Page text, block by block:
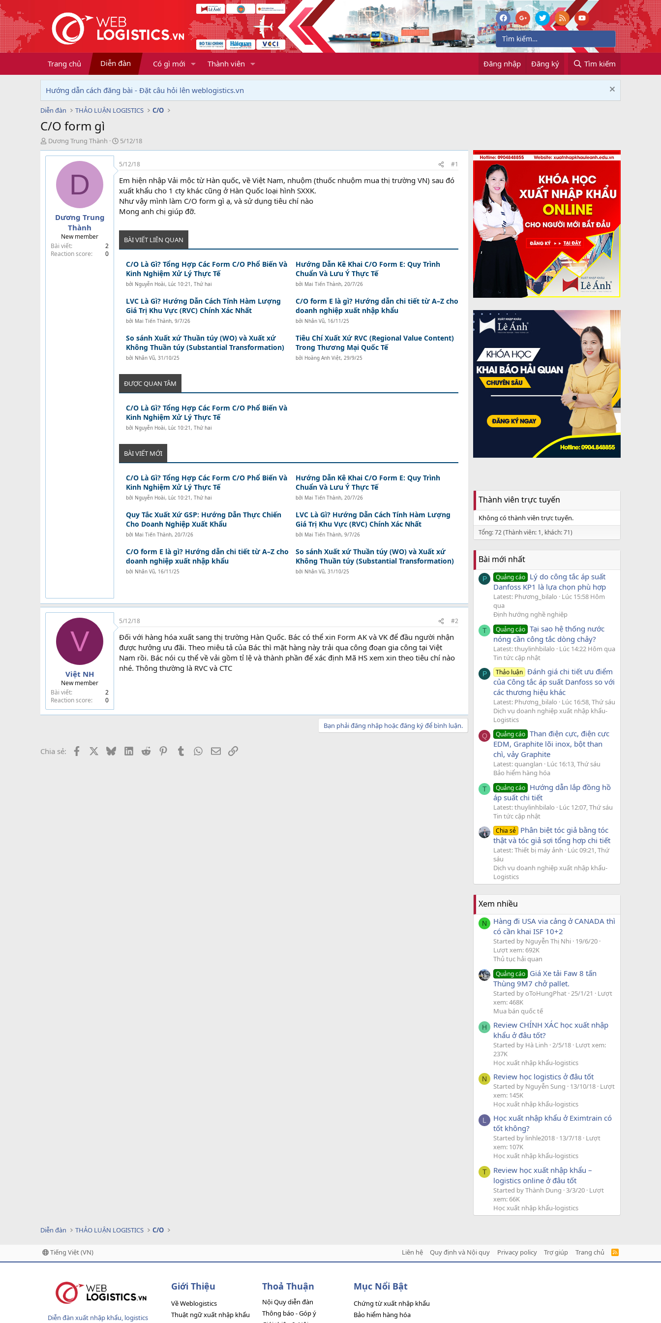
Trang chủ Diễn đàn Có gì mới Thành viên Đăng nhập Đăng ký Tìm kiếm
Hướng dẫn cách đăng bài - Đặt câu hỏi lên weblogistics.vn
Diễn đàn THẢO LUẬN LOGISTICS C/O
C/O form gì
T
h
r
Dương Trung Thành
N
g
y
ử
i
5/12/18
D
Dương Trung
Thành
New member
Bài viết
2
Reaction score
0
5/12/18 #1
Em hiện nhập Vải mộc từ Hàn quốc, về Việt Nam, nhuộm (thuốc nhuộm mua thị trường VN) sau đó
xuất khẩu cho 1 cty khác cũng ở Hàn Quốc loại hình SXXK.
Như vậy mình làm C/O form gì ạ, và sử dụng tiêu chí nào
Mong anh chị giúp đỡ.
BÀI VIẾT LIÊN QUAN
C/O Là Gì? Tổng Hợp Các Form C/O Phổ Biến Và
Kinh Nghiệm Xử Lý Thực Tế
bởi Nguyễn Hoài, Lúc 10:21, Thứ hai
Hướng Dẫn Kê Khai C/O Form E: Quy Trình
Chuẩn Và Lưu Ý Thực Tế
bởi Mai Tiến Thành, 20/7/26
LVC Là Gì? Hướng Dẫn Cách Tính Hàm Lượng
Giá Trị Khu Vực (RVC) Chính Xác Nhất
bởi Mai Tiến Thành, 9/7/26
C/O form E là gì? Hướng dẫn chi tiết từ A–Z cho
doanh nghiệp xuất nhập khẩu
bởi Nhân Vũ, 16/11/25
So sánh Xuất xứ Thuần túy (WO) và Xuất xứ
Không Thuần túy (Substantial Transformation)
bởi Nhân Vũ, 31/10/25
Tiêu Chí Xuất Xứ RVC (Regional Value Content)
Trong Thương Mại Quốc Tế
bởi Hoàng Anh Việt, 29/9/25
ĐƯỢC QUAN TÂM
C/O Là Gì? Tổng Hợp Các Form C/O Phổ Biến Và
Kinh Nghiệm Xử Lý Thực Tế
bởi Nguyễn Hoài, Lúc 10:21, Thứ hai
BÀI VIẾT MỚI
C/O Là Gì? Tổng Hợp Các Form C/O Phổ Biến Và
Kinh Nghiệm Xử Lý Thực Tế
bởi Nguyễn Hoài, Lúc 10:21, Thứ hai
Hướng Dẫn Kê Khai C/O Form E: Quy Trình
Chuẩn Và Lưu Ý Thực Tế
bởi Mai Tiến Thành, 20/7/26
Quy Tắc Xuất Xứ GSP: Hướng Dẫn Thực Chiến
Cho Doanh Nghiệp Xuất Khẩu
bởi Mai Tiến Thành, 20/7/26
LVC Là Gì? Hướng Dẫn Cách Tính Hàm Lượng
Giá Trị Khu Vực (RVC) Chính Xác Nhất
bởi Mai Tiến Thành, 9/7/26
C/O form E là gì? Hướng dẫn chi tiết từ A–Z cho
doanh nghiệp xuất nhập khẩu
bởi Nhân Vũ, 16/11/25
So sánh Xuất xứ Thuần túy (WO) và Xuất xứ
Không Thuần túy (Substantial Transformation)
bởi Nhân Vũ, 31/10/25
V
Việt NH
New member
Bài viết
2
Reaction score
0
5/12/18 #2
Đối với hàng hóa xuất sang thị trường Hàn Quốc. Bác có thể xin Form AK và VK để đầu người nhận
được hưởng ưu đãi. Theo miêu tả của Bác thì mặt hàng này trải qua công đoạn gia công tại Việt
Nam rồi. Bác nói cụ thể về vải gồm tỉ lệ và thành phần để xác định Mã HS xem xin theo tiêu chí nào
nhé. Thông thường là RVC và CTC
Bạn phải đăng nhập hoặc đăng ký để bình luận.
Chia sẻ: Facebook BlueskyLinkedIn
Reddit PinterestTumblr WhatsApp
EmailLink
Thành viên trực tuyến
Không có thành viên trực tuyến.
Tổng: 72 (Thành viên: 1, khách: 71)
Bài mới nhất
P Quảng cáo Lý do công tắc áp suất
Danfoss KP1 là lựa chọn phù hợp
Latest: Phương_bilalo
Lúc 15:58 Hôm
qua
Định hướng nghề nghiệp
T Quảng cáo Tại sao hệ thống nước
nóng cần công tắc dòng chảy?
Latest: thuylinhbilalo
Lúc 14:22 Hôm qua
Tin tức cập nhật
P Thảo luận Đánh giá chi tiết ưu điểm
của Công tắc áp suất Danfoss so với
các thương hiệu khác
Latest: Phương_bilalo
Lúc 16:58, Thứ sáu
Dịch vụ doanh nghiệp xuất nhập khẩu-
Logistics
Q Quảng cáo Than điện cực, điện cực
EDM, Graphite lõi inox, bột than
chì, vảy Graphite
Latest: quanglan
Lúc 16:13, Thứ sáu
Bảo hiểm hàng hóa
T Quảng cáo Hướng dẫn lắp đồng hồ
áp suất chi tiết
Latest: thuylinhbilalo
Lúc 12:07, Thứ sáu
Tin tức cập nhật
Chia sẻ Phân biệt tóc giả bằng tóc
thật và tóc giả sợi tổng hợp chi tiết
Latest: Thiết bị máy ảnh
Lúc 09:21, Thứ
sáu
Dịch vụ doanh nghiệp xuất nhập khẩu-
Logistics
Xem nhiều
N
Hàng đi USA via cảng ở CANADA thì
có cần khai ISF 10+2
Started by Nguyễn Thị Nhi 19/6/20
Lượt xem: 692K
Thủ tục hải quan
Quảng cáo Giá Xe tải Faw 8 tấn
Thùng 9M7 chở pallet.
Started by oToHungPhat 25/1/21
Lượt
xem: 468K
Mua bán quốc tế
H
Review CHÍNH XÁC học xuất nhập
khẩu ở đâu tốt?
Started by Hà Linh 2/5/18 Lượt xem:
237K
Học xuất nhập khẩu-logistics
N Review học logistics ở đâu tốt
Started by Nguyễn Sung 13/10/18 Lượt
xem: 145K
Học xuất nhập khẩu-logistics
L
Học xuất nhập khẩu ở Eximtrain có
tốt không?
Started by linhle2018 13/7/18 Lượt
xem: 107K
Học xuất nhập khẩu-logistics
T
Review học xuất nhập khẩu –
logistics online ở đâu tốt
Started by Thành Dung 3/3/20 Lượt
xem: 66K
Học xuất nhập khẩu-logistics
Diễn đàn THẢO LUẬN LOGISTICS C/O
Tiếng Việt (VN) Liên hệ Quy định và Nội quy Privacy policy Trợ giúp Trang chủ
R
Diễn đàn xuất nhập khẩu, logistics
Giới Thiệu
Về Weblogistics
Thuật ngữ xuất nhập khẩu
Thoả Thuận
Nội Quy diễn đàn
Thông báo - Góp ý
Mục Nổi Bật
Chứng từ xuất nhập khẩu
Bảo hiểm hàng hóa